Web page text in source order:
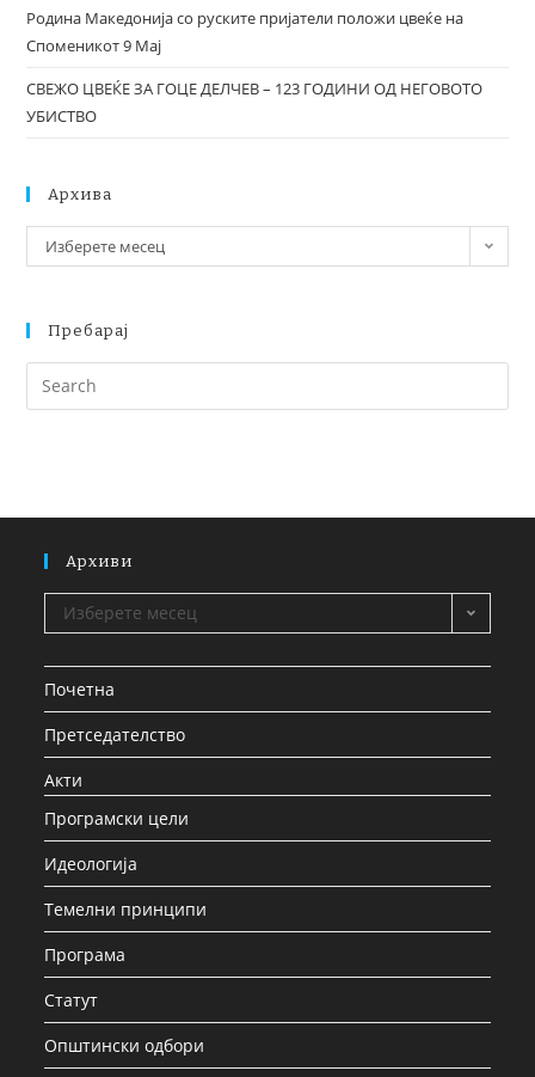
Родина Македонија со руските пријатели положи цвеќе на
Споменикот 9 Мај
СВЕЖО ЦВЕЌЕ ЗА ГОЦЕ ДЕЛЧЕВ – 123 ГОДИНИ ОД НЕГОВОТО
УБИСТВО
Архива
Изберете месец
Пребарај
Архиви
Изберете месец
Почетна
Претседателство
Акти
Програмски цели
Идеологија
Темелни принципи
Програма
Статут
Општински одбори